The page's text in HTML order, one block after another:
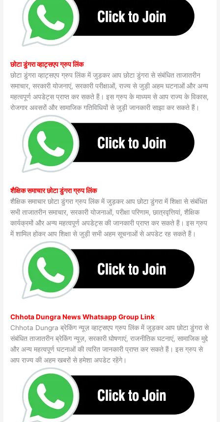
छोटा डुंगरा व्हाट्सएप ग्रुप लिंक
छोटा डुंगरा व्हाट्सएप ग्रुप लिंक में जुड़कर आप छोटा डुंगरा से संबंधित ताजातरीन
समाचार, सरकारी योजनाएं, सरकारी परीक्षाओं, राज्य से जुड़ी अहम घटनाओं और अन्य
महत्वपूर्ण अपडेट्स प्राप्त कर सकते हैं। इस ग्रुप के माध्यम से आप राज्य के विकास,
रोजगार अवसरों और सामाजिक गतिविधियों से जुड़ी जानकारी साझा कर सकते हैं।
शैक्षिक समाचार छोटा डुंगरा ग्रुप लिंक
शैक्षिक समाचार छोटा डुंगरा ग्रुप लिंक में जुड़कर आप छोटा डुंगरा में शिक्षा से संबंधित
सभी ताजातरीन समाचार, सरकारी योजनाओं, परीक्षा परिणाम, छात्रवृत्तियां, शैक्षिक
कार्यक्रमों और अन्य महत्वपूर्ण अपडेट्स की जानकारी प्राप्त कर सकते हैं। इस ग्रुप
में शामिल होकर आप शिक्षा से जुड़ी सभी अहम सूचनाओं से अपडेट रह सकते हैं।
Chhota Dungra News Whatsapp Group Link
Chhota Dungra ब्रेकिंग न्यूज़ व्हाट्सएप ग्रुप लिंक में जुड़कर आप छोटा डुंगरा से
संबंधित ताजातरीन ब्रेकिंग न्यूज़, सरकारी घोषणाएं, राजनीतिक घटनाएं, सामाजिक मुद्दे
और अन्य महत्वपूर्ण घटनाओं की त्वरित जानकारी प्राप्त कर सकते हैं। इस ग्रुप से
आप राज्य की अहम खबरों से हमेशा अपडेट रहेंगे।